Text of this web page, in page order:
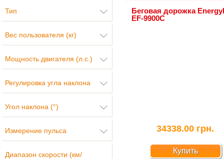
Тип
Вес пользователя (кг)
Мощность двигателя (л.с.)
Регулировка угла наклона
Угол наклона (°)
Измерение пульса
Диапазон скорости (км/
Беговая дорожка
EF-9900C
34338.00 грн.
Купить